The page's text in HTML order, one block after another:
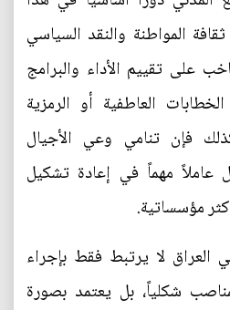
المواطنة والنقد السياسي
على تقييم الأداء والبرامج
العاطفية أو الرمزية
فإن تنامي وعي الأجيال
مهماً في إعادة تشكيل
مؤسساتية.
العراق لا يرتبط فقط بإجراء
شكلياً، بل يعتمد بصورة